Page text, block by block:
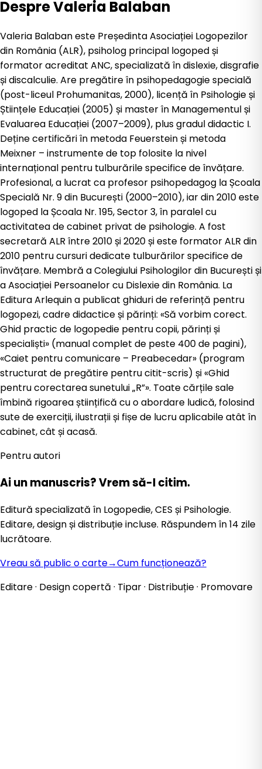
DespreValeria Balaban
Valeria Balaban este Președinta Asociației Logopezilor
din România (ALR), psiholog principal logoped și
formator acreditat ANC, specializată în dislexie, disgrafie
și discalculie. Are pregătire în psihopedagogie specială
(post-liceul Prohumanitas, 2000), licență în Psihologie și
Științele Educației (2005) și master în Managementul și
Evaluarea Educației (2007–2009), plus gradul didactic I.
Deține certificări în metoda Feuerstein și metoda
Meixner – instrumente de top folosite la nivel
internațional pentru tulburările specifice de învățare.
Profesional, a lucrat ca profesor psihopedagog la Școala
Specială Nr. 9 din București (2000–2010), iar din 2010 este
logoped la Școala Nr. 195, Sector 3, în paralel cu
activitatea de cabinet privat de psihologie. A fost
secretară ALR între 2010 și 2020 și este formator ALR din
2010 pentru cursuri dedicate tulburărilor specifice de
învățare. Membră a Colegiului Psihologilor din București și
a Asociației Persoanelor cu Dislexie din România. La
Editura Arlequin a publicat ghiduri de referință pentru
logopezi, cadre didactice și părinți: «Să vorbim corect.
Ghid practic de logopedie pentru copii, părinți și
specialiști» (manual complet de peste 400 de pagini),
«Caiet pentru comunicare – Preabecedar» (program
structurat de pregătire pentru citit-scris) și «Ghid
pentru corectarea sunetului „R”». Toate cărțile sale
îmbină rigoarea științifică cu o abordare ludică, folosind
sute de exerciții, ilustrații și fișe de lucru aplicabile atât în
cabinet, cât și acasă.
Pentru autori
Ai un manuscris?Vrem să-l citim.
Editură specializată în Logopedie, CES și Psihologie.
Editare, design și distribuție incluse. Răspundem în 14 zile
lucrătoare.
Vreau să public o carte→Cum funcționează?
Editare · Design copertă · Tipar · Distribuție · Promovare